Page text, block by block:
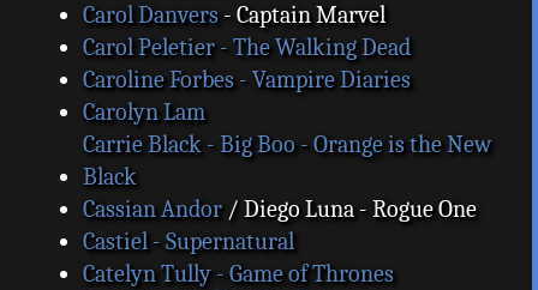
Carol Danvers- Captain Marvel
Carol Peletier - The Walking Dead
Caroline Forbes - Vampire Diaries
Carolyn Lam
Carrie Black - Big Boo - Orange is the New
Black
Cassian Andor/ Diego Luna - Rogue One
Castiel - Supernatural
Catelyn Tully - Game of Thrones